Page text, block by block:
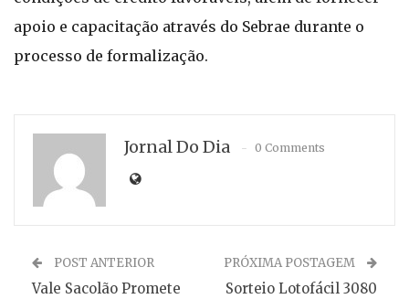
apoio e capacitação através do Sebrae durante o
processo de formalização.
Jornal Do Dia 0 Comments
POST ANTERIOR
Vale Sacolão Promete
PRÓXIMA POSTAGEM
Sorteio Lotofácil 3080